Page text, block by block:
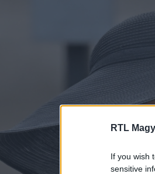
RTL
If you wish
sensitive